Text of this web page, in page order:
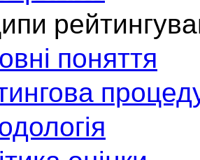
поняття